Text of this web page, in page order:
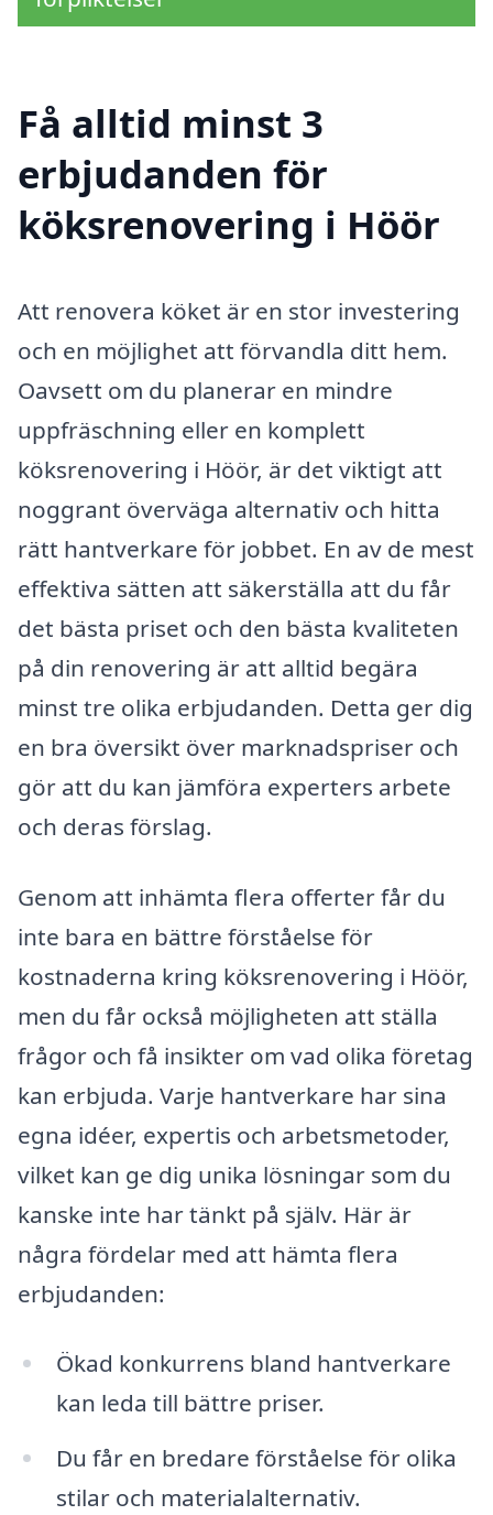
Få alltid minst 3
erbjudanden för
köksrenovering i Höör
Att renovera köket är en stor investering
och en möjlighet att förvandla ditt hem.
Oavsett om du planerar en mindre
uppfräschning eller en komplett
köksrenovering i Höör, är det viktigt att
noggrant överväga alternativ och hitta
rätt hantverkare för jobbet. En av de mest
effektiva sätten att säkerställa att du får
det bästa priset och den bästa kvaliteten
på din renovering är att alltid begära
minst tre olika erbjudanden. Detta ger dig
en bra översikt över marknadspriser och
gör att du kan jämföra experters arbete
och deras förslag.
Genom att inhämta flera offerter får du
inte bara en bättre förståelse för
kostnaderna kring köksrenovering i Höör,
men du får också möjligheten att ställa
frågor och få insikter om vad olika företag
kan erbjuda. Varje hantverkare har sina
egna idéer, expertis och arbetsmetoder,
vilket kan ge dig unika lösningar som du
kanske inte har tänkt på själv. Här är
några fördelar med att hämta flera
erbjudanden:
Ökad konkurrens bland hantverkare
kan leda till bättre priser.
Du får en bredare förståelse för olika
stilar och materialalternativ.